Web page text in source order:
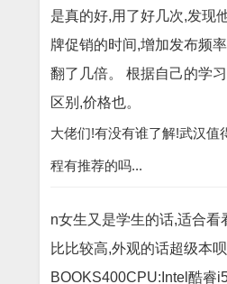
是真的好,用了好几次,发现
牌促销的时间,增加发布频
翻了几倍。 根据自己的学
区别,价格也。
大佬们!有没有谁了解!武汉值
程有推荐的吗...
n女生又是学生的话,适合看
比比较高,外观的话超级本
BOOKS400CPU:Intel酷睿